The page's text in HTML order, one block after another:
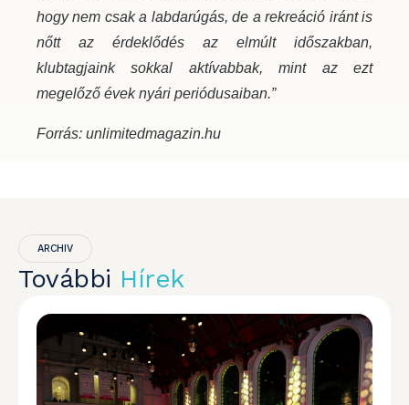
hogy nem csak a labdarúgás, de a rekreáció iránt is
nőtt az érdeklődés az elmúlt időszakban,
klubtagjaink sokkal aktívabbak, mint az ezt
megelőző évek nyári periódusaiban.”
Forrás: unlimitedmagazin.hu
ARCHIV
További Hírek